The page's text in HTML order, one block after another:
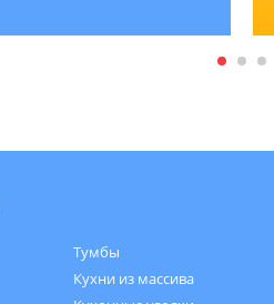
Тумбы
Кухни из массива